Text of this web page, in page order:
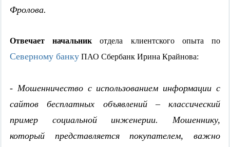
Фролова.
Отвечает начальникотдела клиентского опыта по
Северному банку ПАО Сбербанк Ирина Крайнова:
- Мошенничество с использованием информации с
сайтов бесплатных объявлений – классический
пример социальной инженерии. Мошеннику,
который представляется покупателем, важно